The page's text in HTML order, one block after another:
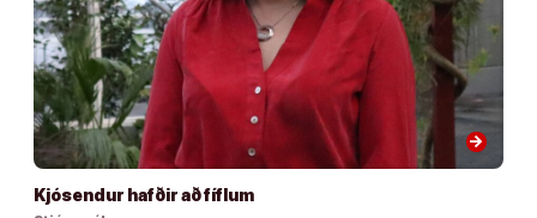
arrow_forward
Kjósendur hafðir að fíflum